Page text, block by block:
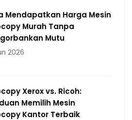
Mendapatkan Harga Mesin
Murah Tanpa
Mutu
2026
Xerox vs. Ricoh:
Memilih Mesin
Kantor Terbaik